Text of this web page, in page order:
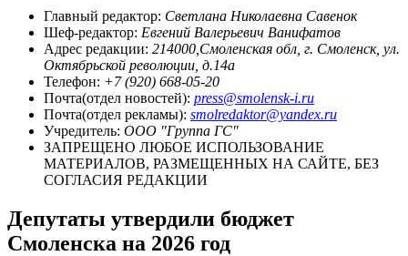
Главный редактор: Светлана Николаевна Савенок
Шеф-редактор: Евгений Валерьевич Ванифатов
Адрес редакции: 214000,Смоленская обл, г. Смоленск, ул.
Октябрьской революции, д.14а
Телефон: +7 (920) 668-05-20
Почта(отдел новостей): press@smolensk-i.ru
Почта(отдел рекламы): smolredaktor@yandex.ru
Учредитель: ООО "Группа ГС"
ЗАПРЕЩЕНО ЛЮБОЕ ИСПОЛЬЗОВАНИЕ
МАТЕРИАЛОВ, РАЗМЕЩЕННЫХ НА САЙТЕ, БЕЗ
СОГЛАСИЯ РЕДАКЦИИ
Депутаты утвердили бюджет
Смоленска на 2026 год